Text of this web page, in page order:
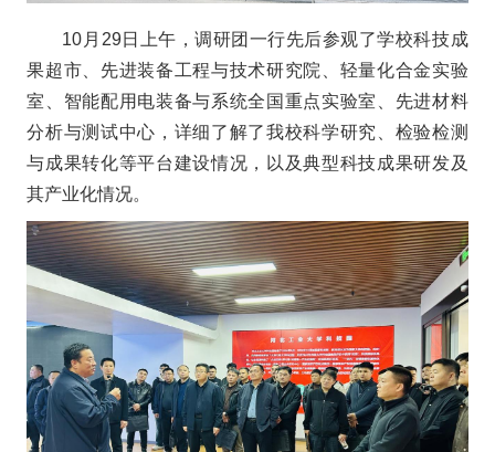
10月29日上午，调研团一行先后参观了学校科技成
果超市、先进装备工程与技术研究院、轻量化合金实验
室、智能配用电装备与系统全国重点实验室、先进材料
分析与测试中心，详细了解了我校科学研究、检验检测
与成果转化等平台建设情况，以及典型科技成果研发及
其产业化情况。